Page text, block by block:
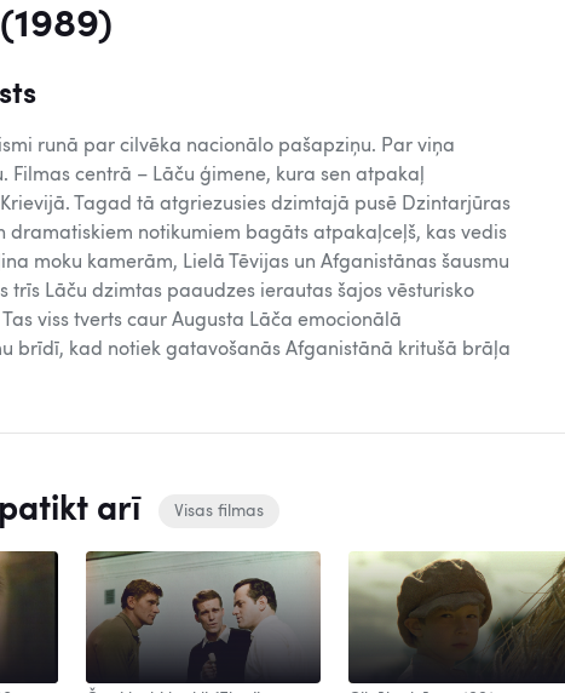
runā par cilvēka nacionālo pašapziņu. Par viņa
Filmas centrā – Lāču ģimene, kura sen atpakaļ
Tagad tā atgriezusies dzimtajā pusē Dzintarjūras
dramatiskiem notikumiem bagāts atpakaļceļš, kas vedis
moku kamerām, Lielā Tēvijas un Afganistānas šausmu
trīs Lāču dzimtas paaudzes ierautas šajos vēsturisko
viss tverts caur Augusta Lāča emocionālā
brīdī, kad notiek gatavošanās Afganistānā kritušā brāļa
arī Visas filmas